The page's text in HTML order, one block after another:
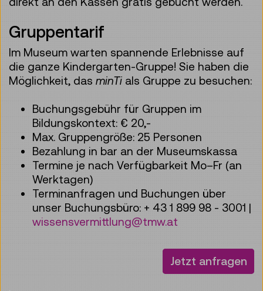
Gruppentarif
Im Museum warten spannende Erlebnisse auf
die ganze Kindergarten-Gruppe! Sie haben die
Möglichkeit, das minTi als Gruppe zu besuchen:
Buchungsgebühr für Gruppen im
Bildungskontext: € 20,-
Max. Gruppengröße: 25 Personen
Bezahlung in bar an der Museumskassa
Termine je nach Verfügbarkeit Mo–Fr (an
Werktagen)
Terminanfragen und Buchungen über
unser Buchungsbüro: + 43 1 899 98 - 3001 |
wissensvermittlung@tmw.at
Jetzt anfragen